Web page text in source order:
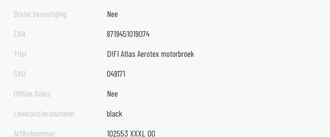
Bretel bevestiging
Nee
EAN
8719451019074
Titel
DIFI Atlas Aerotex motorbroek
SKU
049171
Offline Sales
Nee
Leveranciersnummer
black
Artikelnummer
102553 XXXL 00